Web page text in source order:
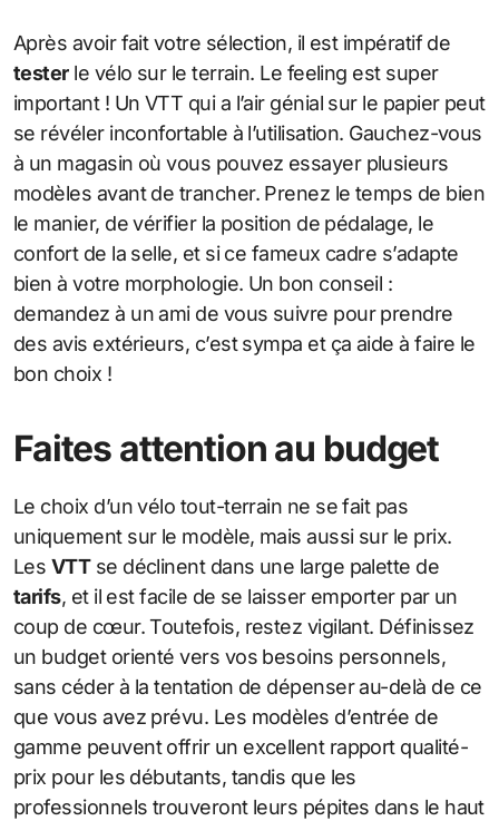
Après avoir fait votre sélection, il est impératif de
testerle vélo sur le terrain. Le feeling est super
important ! Un VTT qui a l’air génial sur le papier peut
se révéler inconfortable à l’utilisation. Gauchez-vous
à un magasin où vous pouvez essayer plusieurs
modèles avant de trancher. Prenez le temps de bien
le manier, de vérifier la position de pédalage, le
confort de la selle, et si ce fameux cadre s’adapte
bien à votre morphologie. Un bon conseil :
demandez à un ami de vous suivre pour prendre
des avis extérieurs, c’est sympa et ça aide à faire le
bon choix !
Faites attention au budget
Le choix d’un vélo tout-terrain ne se fait pas
uniquement sur le modèle, mais aussi sur le prix.
Les VTTse déclinent dans une large palette de
tarifs, et il est facile de se laisser emporter par un
coup de cœur. Toutefois, restez vigilant. Définissez
un budget orienté vers vos besoins personnels,
sans céder à la tentation de dépenser au-delà de ce
que vous avez prévu. Les modèles d’entrée de
gamme peuvent offrir un excellent rapport qualité-
prix pour les débutants, tandis que les
professionnels trouveront leurs pépites dans le haut